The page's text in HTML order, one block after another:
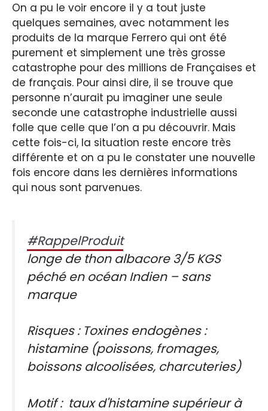
On a pu le voir encore il y a tout juste
quelques semaines, avec notamment les
produits de la marque Ferrero qui ont été
purement et simplement une très grosse
catastrophe pour des millions de Françaises et
de français. Pour ainsi dire, il se trouve que
personne n’aurait pu imaginer une seule
seconde une catastrophe industrielle aussi
folle que celle que l’on a pu découvrir. Mais
cette fois-ci, la situation reste encore très
différente et on a pu le constater une nouvelle
fois encore dans les dernières informations
qui nous sont parvenues.
#RappelProduit
longe de thon albacore 3/5 KGS
péché en océan Indien – sans
marque
Risques : Toxines endogènes :
histamine (poissons, fromages,
boissons alcoolisées, charcuteries)
Motif : taux d'histamine supérieur à